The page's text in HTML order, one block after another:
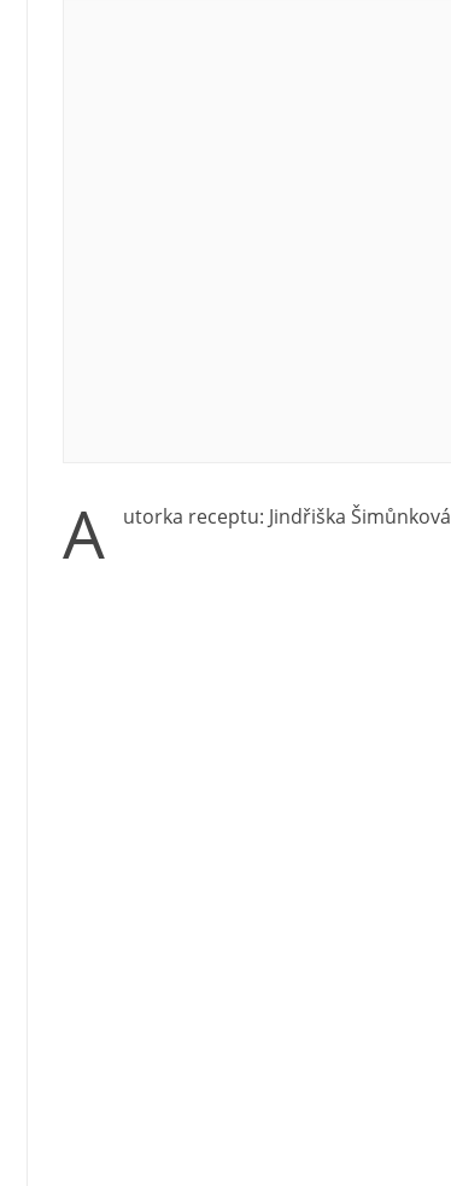
A utorka receptu: Jindřiška Šimůnková